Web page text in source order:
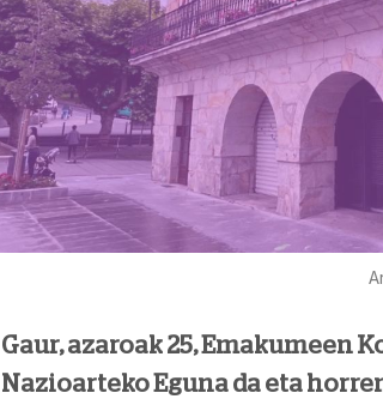
Gaur, azaroak 25, Emakumeen
Nazioarteko Eguna da eta